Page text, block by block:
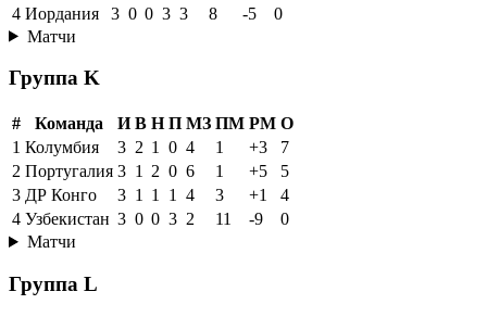
4 Иордания 3 0 0 3 3 8 -5
0
Матчи
Группа K
# Команда И В Н П МЗ ПМ РМ О
1 Колумбия 3 2 1 0 4 1 +3
7
2 Португалия 3 1 2 0 6 1 +5
5
3 ДР Конго 3 1 1 1 4 3 +1
4
4 Узбекистан 3 0 0 3 2 11 -9
0
Матчи
Группа L